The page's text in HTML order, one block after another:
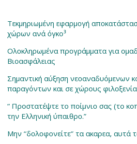
Τεκμηριωμένη εφαρμογή
χώρων ανά όγκο³
Ολοκληρωμένα προγράμματα για
Βιοασφάλειας
Σημαντική αύξηση νεοαναδυόμενων
παραγόντων και σε χώρους
“ Προστατέψτε το ποίμνιο σας (το
την Ελληνική ύπαιθρο.”
Μην ‘‘δολοφονείτε‘’ τα ακαρεα, αυτά